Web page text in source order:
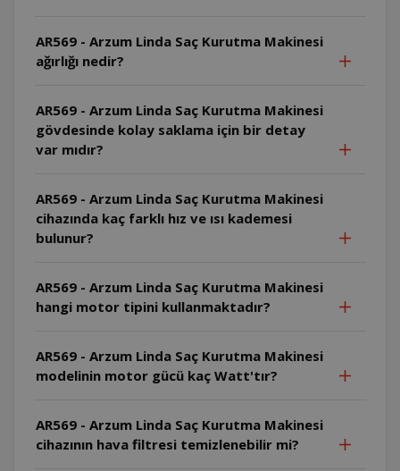
AR569 - Arzum Linda Saç Kurutma Makinesi
ağırlığı nedir?
AR569 - Arzum Linda Saç Kurutma Makinesi
gövdesinde kolay saklama için bir detay
var mıdır?
AR569 - Arzum Linda Saç Kurutma Makinesi
cihazında kaç farklı hız ve ısı kademesi
bulunur?
AR569 - Arzum Linda Saç Kurutma Makinesi
hangi motor tipini kullanmaktadır?
AR569 - Arzum Linda Saç Kurutma Makinesi
modelinin motor gücü kaç Watt'tır?
AR569 - Arzum Linda Saç Kurutma Makinesi
cihazının hava filtresi temizlenebilir mi?